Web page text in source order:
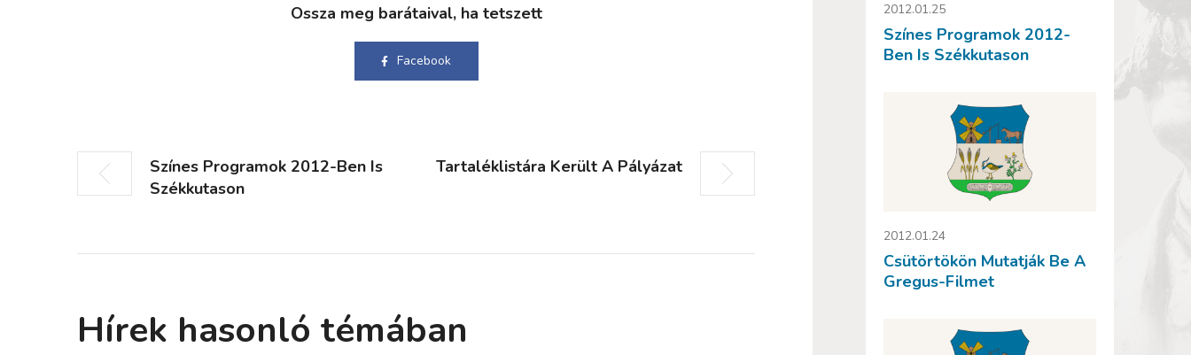
Ossza meg barátaival, ha tetszett
Facebook
Színes Programok 2012-Ben Is
Székkutason
Tartaléklistára Került A Pályázat
Hírek hasonló témában
2012.01.25
Színes Programok 2012-
Ben Is Székkutason
2012.01.24
Csütörtökön Mutatják Be A
Gregus-Filmet